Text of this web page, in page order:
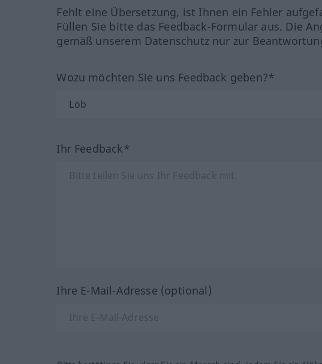
Fehlt eine Übersetzung, ist Ihnen ein Fehler
Füllen Sie bitte das Feedback-Formular aus. Die
gemäß unserem Datenschutz nur zur
Wozu möchten Sie uns Feedback geben?*
Ihr Feedback*
Ihre E-Mail-Adresse (optional)